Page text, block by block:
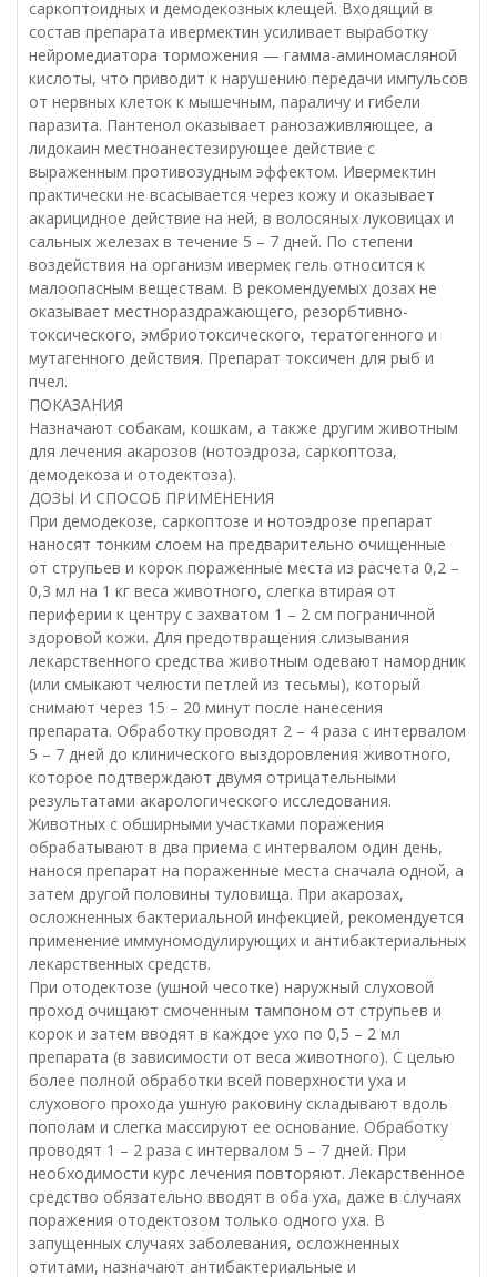
саркоптоидных и демодекозных клещей. Входящий в
состав препарата ивермектин усиливает выработку
нейромедиатора торможения — гамма-аминомасляной
кислоты, что приводит к нарушению передачи импульсов
от нервных клеток к мышечным, параличу и гибели
паразита. Пантенол оказывает ранозаживляющее, а
лидокаин местноанестезирующее действие с
выраженным противозудным эффектом. Ивермектин
практически не всасывается через кожу и оказывает
акарицидное действие на ней, в волосяных луковицах и
сальных железах в течение 5 – 7 дней. По степени
воздействия на организм ивермек гель относится к
малоопасным веществам. В рекомендуемых дозах не
оказывает местнораздражающего, резорбтивно-
токсического, эмбриотоксического, тератогенного и
мутагенного действия. Препарат токсичен для рыб и
пчел.
ПОКАЗАНИЯ
Назначают собакам, кошкам, а также другим животным
для лечения акарозов (нотоэдроза, саркоптоза,
демодекоза и отодектоза).
ДОЗЫ И СПОСОБ ПРИМЕНЕНИЯ
При демодекозе, саркоптозе и нотоэдрозе препарат
наносят тонким слоем на предварительно очищенные
от струпьев и корок пораженные места из расчета 0,2 –
0,3 мл на 1 кг веса животного, слегка втирая от
периферии к центру с захватом 1 – 2 см пограничной
здоровой кожи. Для предотвращения слизывания
лекарственного средства животным одевают намордник
(или смыкают челюсти петлей из тесьмы), который
снимают через 15 – 20 минут после нанесения
препарата. Обработку проводят 2 – 4 раза с интервалом
5 – 7 дней до клинического выздоровления животного,
которое подтверждают двумя отрицательными
результатами акарологического исследования.
Животных с обширными участками поражения
обрабатывают в два приема с интервалом один день,
нанося препарат на пораженные места сначала одной, а
затем другой половины туловища. При акарозах,
осложненных бактериальной инфекцией, рекомендуется
применение иммуномодулирующих и антибактериальных
лекарственных средств.
При отодектозе (ушной чесотке) наружный слуховой
проход очищают смоченным тампоном от струпьев и
корок и затем вводят в каждое ухо по 0,5 – 2 мл
препарата (в зависимости от веса животного). С целью
более полной обработки всей поверхности уха и
слухового прохода ушную раковину складывают вдоль
пополам и слегка массируют ее основание. Обработку
проводят 1 – 2 раза с интервалом 5 – 7 дней. При
необходимости курс лечения повторяют. Лекарственное
средство обязательно вводят в оба уха, даже в случаях
поражения отодектозом только одного уха. В
запущенных случаях заболевания, осложненных
отитами, назначают антибактериальные и